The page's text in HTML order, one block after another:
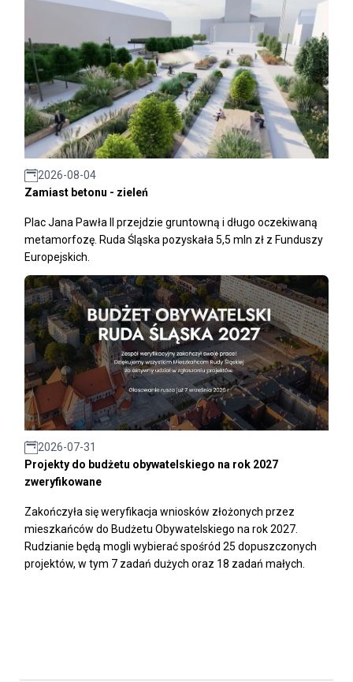
2026-08-04
Zamiast betonu - zieleń
Plac Jana Pawła II przejdzie gruntowną i długo oczekiwaną
metamorfozę. Ruda Śląska pozyskała 5,5 mln zł z Funduszy
Europejskich.
2026-07-31
Projekty do budżetu obywatelskiego na rok 2027
zweryfikowane
Zakończyła się weryfikacja wniosków złożonych przez
mieszkańców do Budżetu Obywatelskiego na rok 2027.
Rudzianie będą mogli wybierać spośród 25 dopuszczonych
projektów, w tym 7 zadań dużych oraz 18 zadań małych.